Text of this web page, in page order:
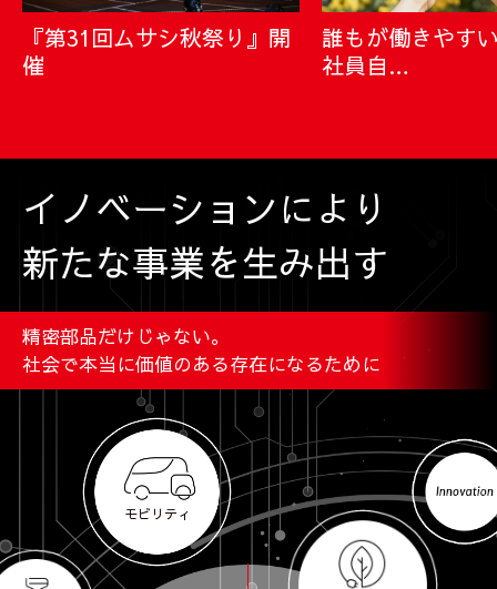
『第31回ムサシ秋祭り』開
催
誰もが働きやす
社員自…
イノベーションにより
新たな事業を生み出す
精密部品だけじゃない。
社会で本当に価値のある存在になるために
モビリティ